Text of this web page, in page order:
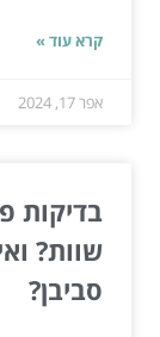
קרא עוד »
אפר 17, 2024
בדיקות
שוות?
סביבן?